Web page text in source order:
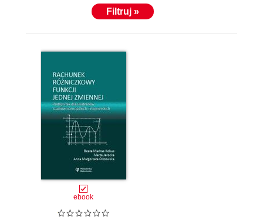
Filtruj »
ebook